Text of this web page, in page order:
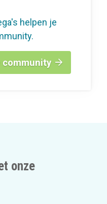
helpen je
community
onze